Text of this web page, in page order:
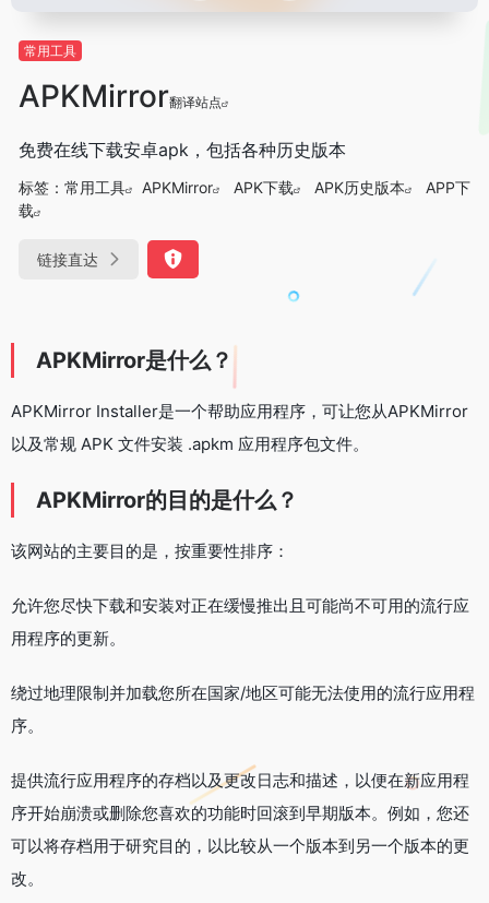
常用工具
APKMirror翻译站点
免费在线下载安卓apk，包括各种历史版本
标签： 常用工具 APKMirror APK下载 APK历史版本
APP下
载
链接直达
APKMirror是什么？
APKMirror Installer是一个帮助应用程序，可让您从APKMirror
以及常规 APK 文件安装 .apkm 应用程序包文件。
APKMirror的目的是什么？
该网站的主要目的是，按重要性排序：
允许您尽快下载和安装对正在缓慢推出且可能尚不可用的流行应
用程序的更新。
绕过地理限制并加载您所在国家/地区可能无法使用的流行应用程
序。
提供流行应用程序的存档以及更改日志和描述，以便在新应用程
序开始崩溃或删除您喜欢的功能时回滚到早期版本。例如，您还
可以将存档用于研究目的，以比较从一个版本到另一个版本的更
改。